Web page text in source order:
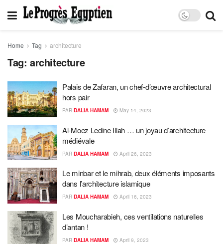
Home Tag architecture
Tag: architecture
Palais de Zafaran, un chef-d’œuvre architectural
hors pair
PAR DALIA HAMAM May 14, 2023
Al-Moez Ledine Illah … un joyau d’architecture
médiévale
PAR DALIA HAMAM April 26, 2023
Le minbar et le mihrab, deux éléments imposants
dans l’architecture islamique
PAR DALIA HAMAM April 16, 2023
Les Moucharabieh, ces ventilations naturelles
d’antan !
PAR DALIA HAMAM April 9, 2023